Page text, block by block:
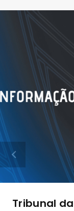
Tribunal